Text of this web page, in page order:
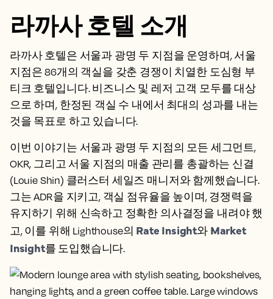
라까사 호텔 소개
라까사 호텔은 서울과 광명 두 지점을 운영하며, 서울
지점은 86개의 객실을 갖춘 경쟁이 치열한 도심형 부
티크 호텔입니다. 비즈니스 및 레저 고객 모두를 대상
으로 하며, 한정된 객실 수 내에서 최대의 성과를 내는
것을 목표로 하고 있습니다.
이번 이야기는 서울과 광명 두 지점의 모든 세그먼트,
OKR, 그리고 서울 지점의 매출 관리를 총괄하는 신결
(Louie Shin) 클러스터 세일즈 매니저 와 함께했습니다.
그는 ADR을 지키고, 객실 점유율을 높이며, 경쟁력을
유지하기 위해 신속하고 정확한 의사결정을 내려야 했
고, 이를 위해 Lighthouse의 Rate Insight와 Market
Insight를 도입했습니다.